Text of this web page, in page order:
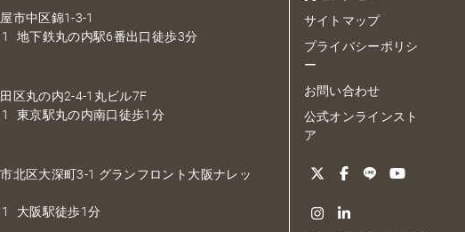
市中区錦1-3-1
地下鉄丸の内駅6番出口徒歩3分
区丸の内2-4-1丸ビル7F
東京駅丸の内南口徒歩1分
北区大深町3-1 グランフロント大阪ナレッ
大阪駅徒歩1分
サイトマップ
プライバシーポリシ
ー
お問い合わせ
公式オンラインスト
ア